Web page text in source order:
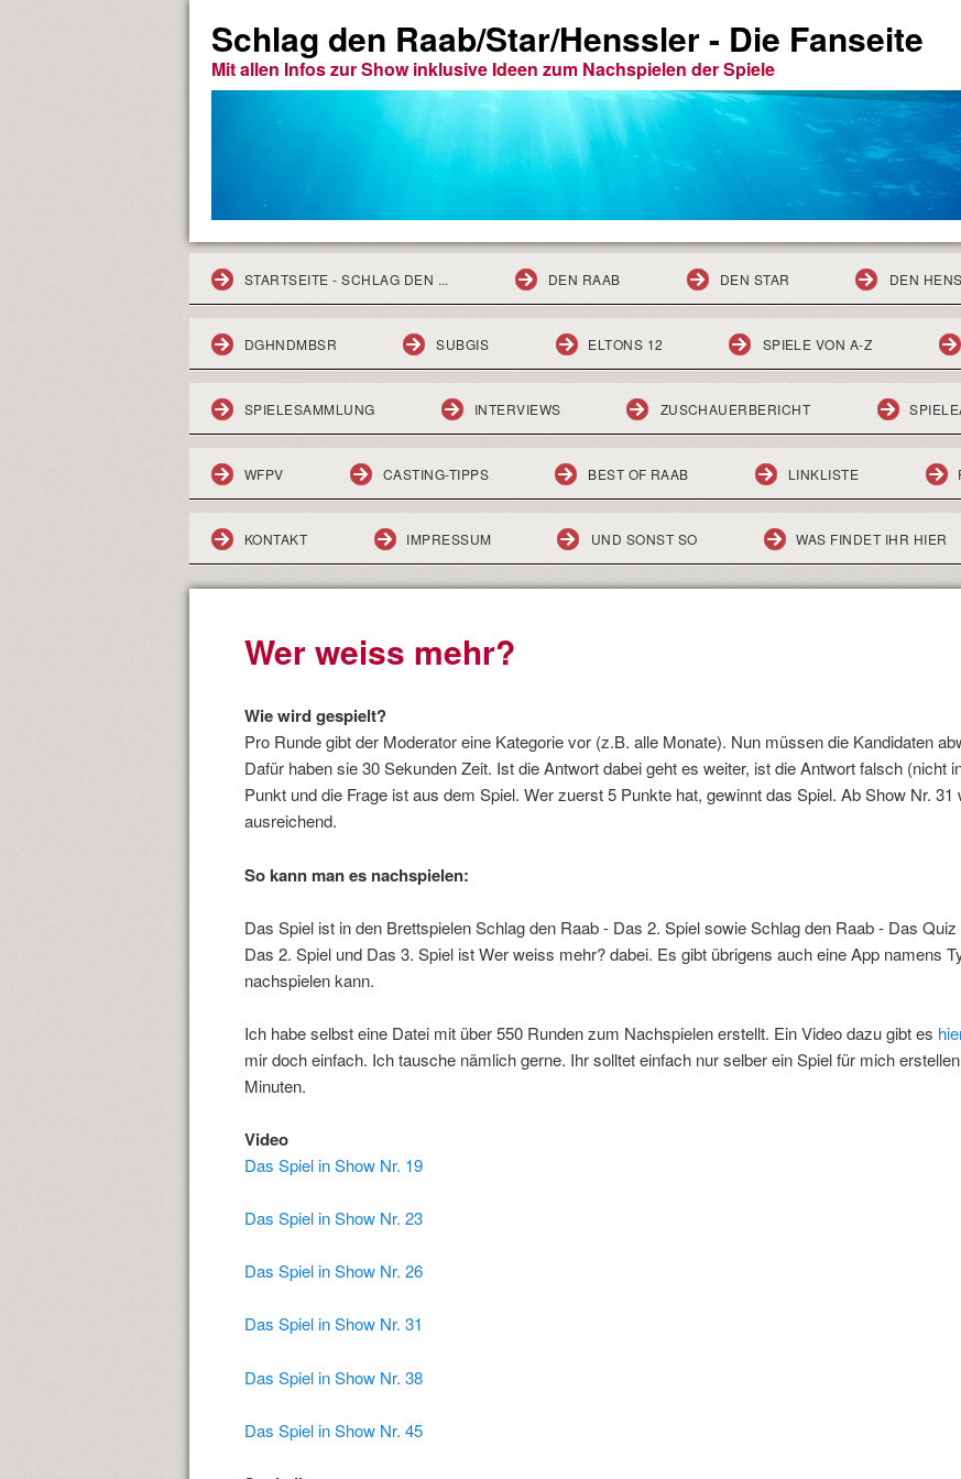
Schlag den Raab/Star/Henssler - Die Fanseite
Mit allen Infos zur Show inklusive Ideen zum Nachspielen der Spiele
STARTSEITE - SCHLAG DEN ... DEN RAAB DEN STAR DEN
DGHNDMBSR SUBGIS ELTONS 12 SPIELE VON A-Z
SPIELESAMMLUNG INTERVIEWS ZUSCHAUERBERICHT
WFPV CASTING-TIPPS BEST OF RAAB LINKLISTE
KONTAKT IMPRESSUM UND SONST SO WAS FINDET IHR HIER
Wer weiss mehr?
Wie wird gespielt?
Pro Runde gibt der Moderator eine Kategorie vor (z.B. alle Monate). Nun müssen die Kandidaten
Dafür haben sie 30 Sekunden Zeit. Ist die Antwort dabei geht es weiter, ist die Antwort falsch (nicht
Punkt und die Frage ist aus dem Spiel. Wer zuerst 5 Punkte hat, gewinnt das Spiel. Ab Show Nr.
ausreichend.
So kann man es nachspielen:
Das Spiel ist in den Brettspielen Schlag den Raab - Das 2. Spiel sowie Schlag den Raab - Das
Das 2. Spiel und Das 3. Spiel ist Wer weiss mehr? dabei. Es gibt übrigens auch eine App namens
nachspielen kann.
Ich habe selbst eine Datei mit über 550 Runden zum Nachspielen erstellt. Ein Video dazu gibt es
mir doch einfach. Ich tausche nämlich gerne. Ihr solltet einfach nur selber ein Spiel für mich
Minuten.
Video
Das Spiel in Show Nr. 19
Das Spiel in Show Nr. 23
Das Spiel in Show Nr. 26
Das Spiel in Show Nr. 31
Das Spiel in Show Nr. 38
Das Spiel in Show Nr. 45